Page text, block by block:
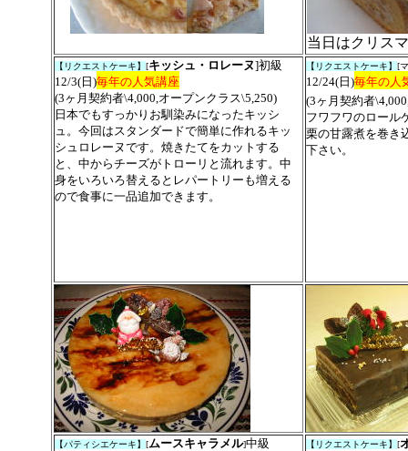
当日はクリス
【リクエストケーキ】 [キッシュ・ロレーヌ]初級
12/3(日)毎年の人気講座
(3ヶ月契約者\4,000,オープンクラス\5,250)
日本でもすっかりお馴染みになったキッシ
ュ。今回はスタンダードで簡単に作れるキッ
シュロレーヌです。焼きたてをカットする
と、中からチーズがトローリと流れます。中
身をいろいろ替えるとレパートリーも増える
ので食事に一品追加できます。
【リクエストケーキ】 [
12/24(日)毎年の人
(3ヶ月契約者
フワフワのロール
栗の甘露煮を巻き
下さい。
【パティシエケーキ】 [ムースキャラメル]中級 【リクエストケーキ】 [